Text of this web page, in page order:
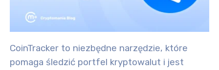
CoinTracker to niezbędne narzędzie, które
pomaga śledzić portfel kryptowalut i jest